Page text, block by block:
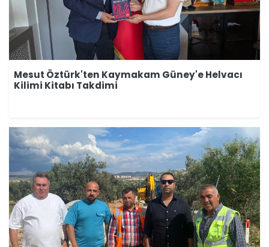
Mesut Öztürk'ten Kaymakam Güney'e Helvacı
Kilimi Kitabı Takdimi